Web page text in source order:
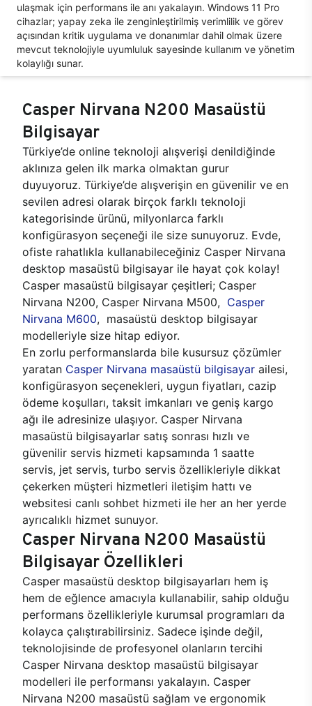
ulaşmak için performans ile anı yakalayın. Windows 11 Pro
cihazlar; yapay zeka ile zenginleştirilmiş verimlilik ve görev
açısından kritik uygulama ve donanımlar dahil olmak üzere
mevcut teknolojiyle uyumluluk sayesinde kullanım ve yönetim
kolaylığı sunar.
Casper Nirvana N200 Masaüstü
Bilgisayar
Türkiye’de online teknoloji alışverişi denildiğinde
aklınıza gelen ilk marka olmaktan gurur
duyuyoruz. Türkiye’de alışverişin en güvenilir ve en
sevilen adresi olarak birçok farklı teknoloji
kategorisinde ürünü, milyonlarca farklı
konfigürasyon seçeneği ile size sunuyoruz. Evde,
ofiste rahatlıkla kullanabileceğiniz Casper Nirvana
desktop masaüstü bilgisayar ile hayat çok kolay!
Casper masaüstü bilgisayar çeşitleri; Casper
Nirvana N200, Casper Nirvana M500, Casper
Nirvana M600, masaüstü desktop bilgisayar
modelleriyle size hitap ediyor.
En zorlu performanslarda bile kusursuz çözümler
yaratan Casper Nirvana masaüstü bilgisayar ailesi,
konfigürasyon seçenekleri, uygun fiyatları, cazip
ödeme koşulları, taksit imkanları ve geniş kargo
ağı ile adresinize ulaşıyor. Casper Nirvana
masaüstü bilgisayarlar satış sonrası hızlı ve
güvenilir servis hizmeti kapsamında 1 saatte
servis, jet servis, turbo servis özellikleriyle dikkat
çekerken müşteri hizmetleri iletişim hattı ve
websitesi canlı sohbet hizmeti ile her an her yerde
ayrıcalıklı hizmet sunuyor.
Casper Nirvana N200 Masaüstü
Bilgisayar Özellikleri
Casper masaüstü desktop bilgisayarları hem iş
hem de eğlence amacıyla kullanabilir, sahip olduğu
performans özellikleriyle kurumsal programları da
kolayca çalıştırabilirsiniz. Sadece işinde değil,
teknolojisinde de profesyonel olanların tercihi
Casper Nirvana desktop masaüstü bilgisayar
modelleri ile performansı yakalayın. Casper
Nirvana N200 masaüstü sağlam ve ergonomik